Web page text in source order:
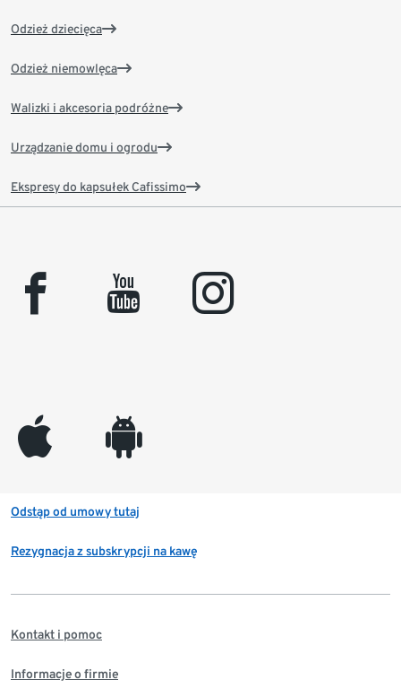
Odzież dziecięca
Odzież niemowlęca
Walizki i akcesoria podróżne
Urządzanie domu i ogrodu
Ekspresy do kapsułek Cafissimo
facebook youtube instagram
appleinc android
Odstąp od umowy tutaj
Rezygnacja z subskrypcji na kawę
Kontakt i pomoc
Informacje o firmie